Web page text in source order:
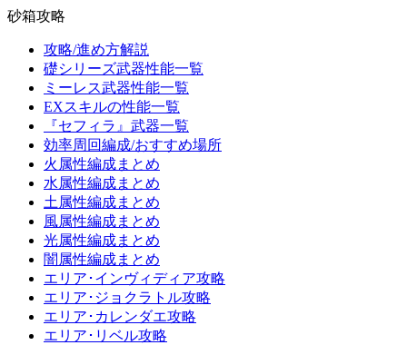
砂箱攻略
攻略/進め方解説
礎シリーズ武器性能一覧
ミーレス武器性能一覧
EXスキルの性能一覧
『セフィラ』武器一覧
効率周回編成/おすすめ場所
火属性編成まとめ
水属性編成まとめ
土属性編成まとめ
風属性編成まとめ
光属性編成まとめ
闇属性編成まとめ
エリア･インヴィディア攻略
エリア･ジョクラトル攻略
エリア･カレンダエ攻略
エリア･リベル攻略